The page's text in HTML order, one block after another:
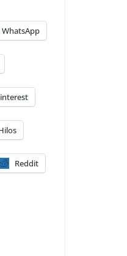
WhatsApp
Reddit